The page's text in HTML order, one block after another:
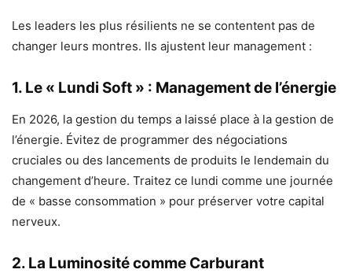
Les leaders les plus résilients ne se contentent pas de
changer leurs montres. Ils ajustent leur management :
1. Le « Lundi Soft » : Management de l’énergie
En 2026, la gestion du temps a laissé place à la gestion de
l’énergie. Évitez de programmer des négociations
cruciales ou des lancements de produits le lendemain du
changement d’heure. Traitez ce lundi comme une journée
de « basse consommation » pour préserver votre capital
nerveux.
2. La Luminosité comme Carburant